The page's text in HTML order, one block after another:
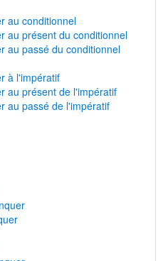
au conditionnel
au présent du conditionnel
au passé du conditionnel
à l'impératif
au présent de l'impératif
au passé de l'impératif